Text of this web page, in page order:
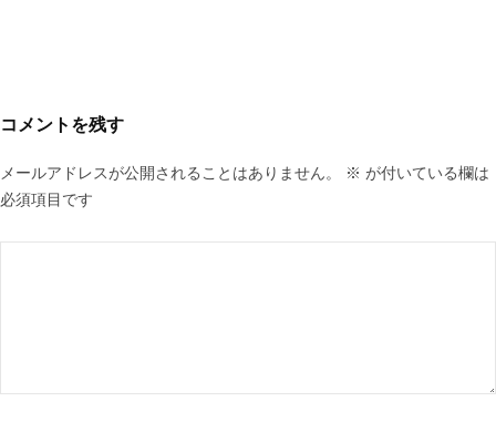
コメントを残す
メールアドレスが公開されることはありません。 ※ が付いている欄は
必須項目です